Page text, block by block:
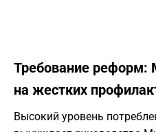
Требование реформ:
на жестких
Высокий уровень